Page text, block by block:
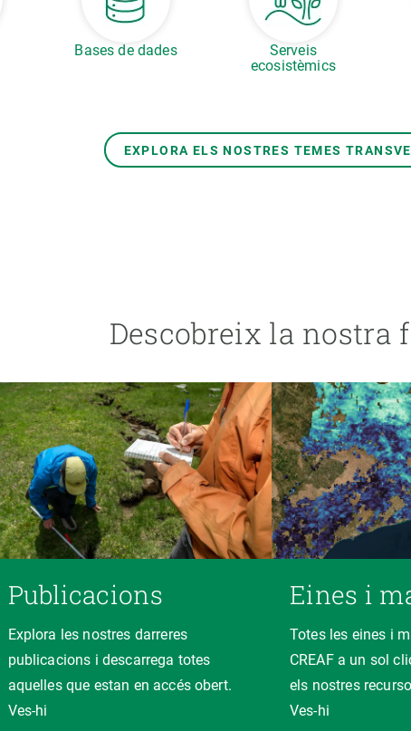
Bases de dades
Serveis
ecosistèmics
EXPLORA ELS NOSTRES TEMES
Descobreix la nostra
Publicacions
Explora les nostres darreres
publicacions i descarrega totes
aquelles que estan en accés obert.
Ves-hi
Eines i
Totes les eines i
CREAF a un sol
els nostres
Ves-hi